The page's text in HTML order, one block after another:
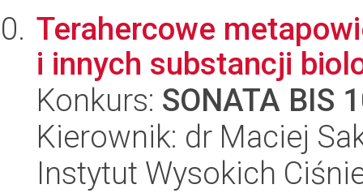
Terahercowe
i innych substancji
Konkurs: SONATA BIS
Kierownik: dr Maciej
Instytut Wysokich